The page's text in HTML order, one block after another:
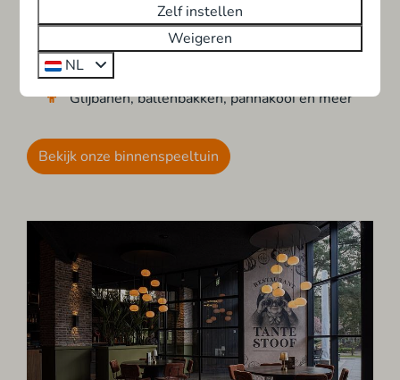
Gratis toegankelijk voor parkgasten
Aangrenzend restaurant
Glijbanen, ballenbakken, pannakooi en meer
Bekijk onze binnenspeeltuin
Zelf instellen
Weigeren
NL